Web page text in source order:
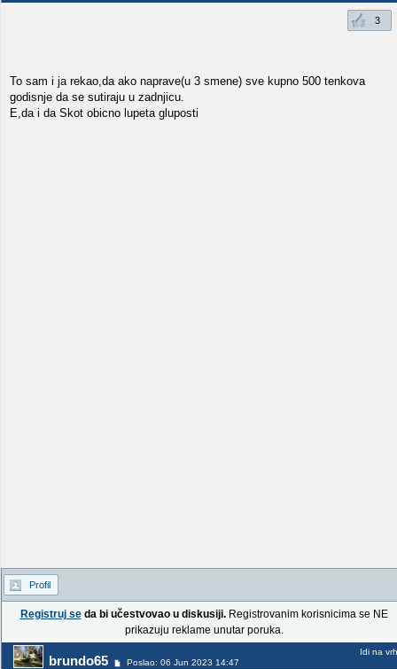
3
To sam i ja rekao,da ako naprave(u 3 smene) sve kupno 500 tenkova
godisnje da se sutiraju u zadnjicu.
E,da i da Skot obicno lupeta gluposti
Profil
Registruj seda bi učestvovao u diskusiji.Registrovanim korisnicima se NE
prikazuju reklame unutar poruka.
brundo65 Poslao: 06 Jun 2023 14:47
Idi na vrh